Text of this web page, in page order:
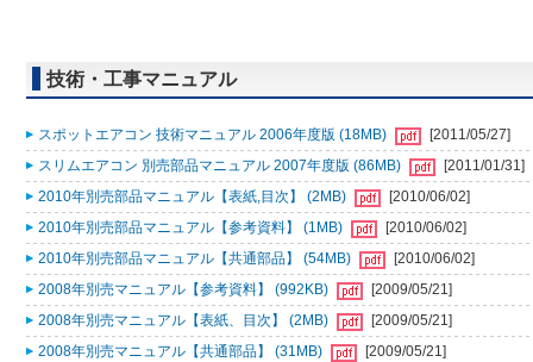
技術・工事マニュアル
スポットエアコン 技術マニュアル 2006年度版 (18MB)
[2011/05/27]
スリムエアコン 別売部品マニュアル 2007年度版 (86MB)
[2011/01/31]
2010年別売部品マニュアル【表紙,目次】 (2MB)
[2010/06/02]
2010年別売部品マニュアル【参考資料】 (1MB)
[2010/06/02]
2010年別売部品マニュアル【共通部品】 (54MB)
[2010/06/02]
2008年別売マニュアル【参考資料】 (992KB)
[2009/05/21]
2008年別売マニュアル【表紙、目次】 (2MB)
[2009/05/21]
2008年別売マニュアル【共通部品】 (31MB)
[2009/05/21]